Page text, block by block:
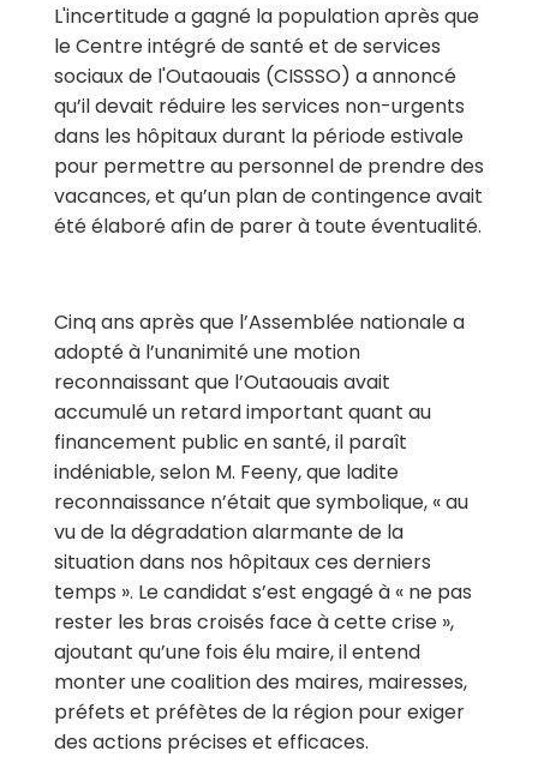
L'incertitude a gagné la population après que
le Centre intégré de santé et de services
sociaux de l'Outaouais (CISSSO) a annoncé
qu’il devait réduire les services non-urgents
dans les hôpitaux durant la période estivale
pour permettre au personnel de prendre des
vacances, et qu’un plan de contingence avait
été élaboré afin de parer à toute éventualité.
Cinq ans après que l’Assemblée nationale a
adopté à l’unanimité une motion
reconnaissant que l’Outaouais avait
accumulé un retard important quant au
financement public en santé, il paraît
indéniable, selon M. Feeny, que ladite
reconnaissance n’était que symbolique, « au
vu de la dégradation alarmante de la
situation dans nos hôpitaux ces derniers
temps ». Le candidat s’est engagé à « ne pas
rester les bras croisés face à cette crise »,
ajoutant qu’une fois élu maire, il entend
monter une coalition des maires, mairesses,
préfets et préfètes de la région pour exiger
des actions précises et efficaces.